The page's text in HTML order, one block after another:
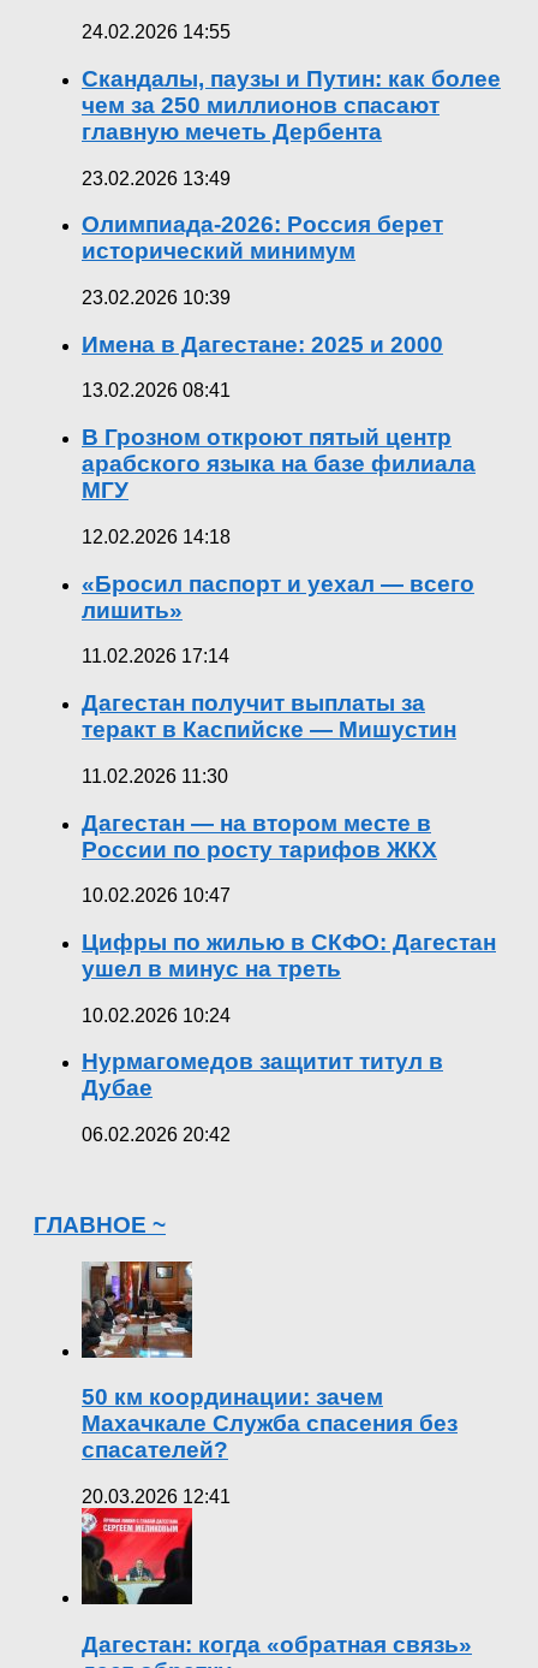
24.02.2026 14:55
Скандалы, паузы и Путин: как более
чем за 250 миллионов спасают
главную мечеть Дербента
23.02.2026 13:49
Олимпиада-2026: Россия берет
исторический минимум
23.02.2026 10:39
Имена в Дагестане: 2025 и 2000
13.02.2026 08:41
В Грозном откроют пятый центр
арабского языка на базе филиала
МГУ
12.02.2026 14:18
«Бросил паспорт и уехал — всего
лишить»
11.02.2026 17:14
Дагестан получит выплаты за
теракт в Каспийске — Мишустин
11.02.2026 11:30
Дагестан — на втором месте в
России по росту тарифов ЖКХ
10.02.2026 10:47
Цифры по жилью в СКФО: Дагестан
ушел в минус на треть
10.02.2026 10:24
Нурмагомедов защитит титул в
Дубае
06.02.2026 20:42
ГЛАВНОЕ ~
50 км координации: зачем
Махачкале Служба спасения без
спасателей?
20.03.2026 12:41
Дагестан: когда «обратная связь»